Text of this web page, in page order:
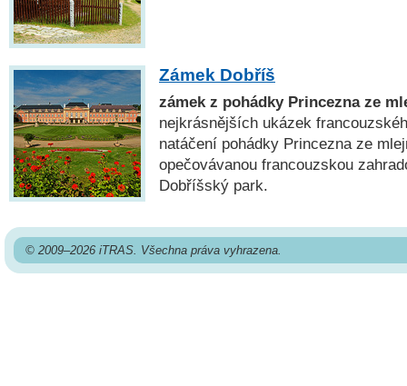
Zámek Dobříš
zámek z pohádky Princezna ze
nejkrásnějších ukázek
natáčení pohádky Princezna ze
opečovávanou francouzskou
Dobříšský park.
© 2009–2026 iTRAS. Všechna práva vyhrazena.